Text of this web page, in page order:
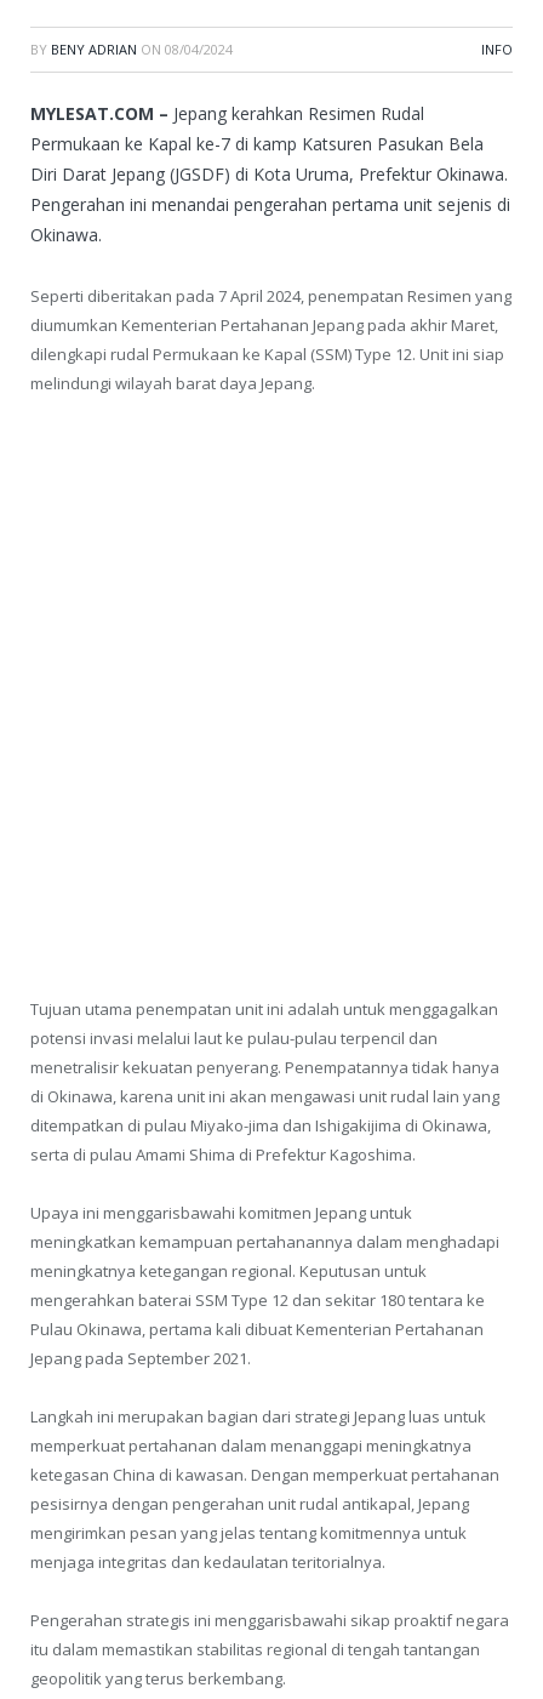
BY BENY ADRIAN ON 08/04/2024 INFO
MYLESAT.COM – Jepang kerahkan Resimen Rudal
Permukaan ke Kapal ke-7 di kamp Katsuren Pasukan Bela
Diri Darat Jepang (JGSDF) di Kota Uruma, Prefektur Okinawa.
Pengerahan ini menandai pengerahan pertama unit sejenis di
Okinawa.
Seperti diberitakan pada 7 April 2024, penempatan Resimen yang
diumumkan Kementerian Pertahanan Jepang pada akhir Maret,
dilengkapi rudal Permukaan ke Kapal (SSM) Type 12. Unit ini siap
melindungi wilayah barat daya Jepang.
Tujuan utama penempatan unit ini adalah untuk menggagalkan
potensi invasi melalui laut ke pulau-pulau terpencil dan
menetralisir kekuatan penyerang. Penempatannya tidak hanya
di Okinawa, karena unit ini akan mengawasi unit rudal lain yang
ditempatkan di pulau Miyako-jima dan Ishigakijima di Okinawa,
serta di pulau Amami Shima di Prefektur Kagoshima.
Upaya ini menggarisbawahi komitmen Jepang untuk
meningkatkan kemampuan pertahanannya dalam menghadapi
meningkatnya ketegangan regional. Keputusan untuk
mengerahkan baterai SSM Type 12 dan sekitar 180 tentara ke
Pulau Okinawa, pertama kali dibuat Kementerian Pertahanan
Jepang pada September 2021.
Langkah ini merupakan bagian dari strategi Jepang luas untuk
memperkuat pertahanan dalam menanggapi meningkatnya
ketegasan China di kawasan. Dengan memperkuat pertahanan
pesisirnya dengan pengerahan unit rudal antikapal, Jepang
mengirimkan pesan yang jelas tentang komitmennya untuk
menjaga integritas dan kedaulatan teritorialnya.
Pengerahan strategis ini menggarisbawahi sikap proaktif negara
itu dalam memastikan stabilitas regional di tengah tantangan
geopolitik yang terus berkembang.